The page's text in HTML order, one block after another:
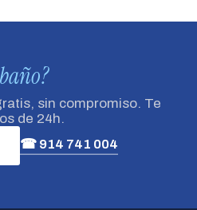
sin compromiso. Te
de 24h.
☎ 914 741 004